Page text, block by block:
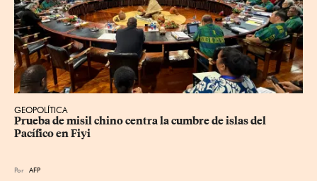
GEOPOLÍTICA
Prueba de misil chino centra la cumbre de islas del
Pacífico en Fiyi
Por AFP